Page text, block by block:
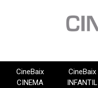
CineBaix
CINEMA
CineBaix
INFANTIL